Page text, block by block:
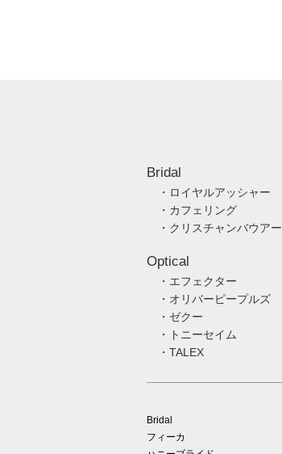
Bridal
・ロイヤルアッシャー
・カフェリング
・クリスチャンバウアー
Optical
・エフェクター
・オリバーピープルズ
・ゼクー
・トニーセイム
・TALEX
Bridal
フィーカ